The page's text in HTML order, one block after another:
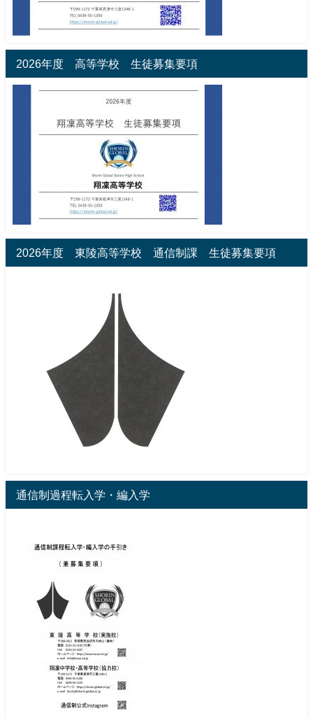
2026年度 高等学校 生徒募集要項
2026年度 東陵高等学校 通信制課 生徒募集要項
通信制過程転入学・編入学